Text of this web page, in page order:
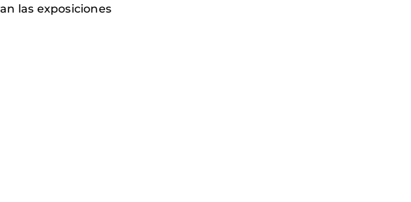
las exposiciones